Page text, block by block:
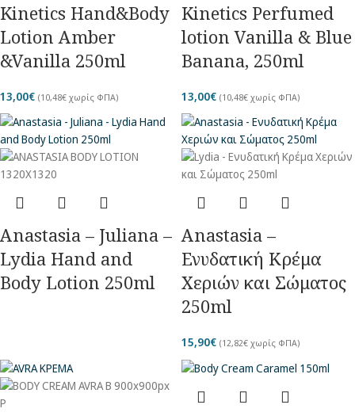
Kinetics Hand&Body
Lotion Amber
&Vanilla 250ml
13,00€ (10,48€ χωρίς ΦΠΑ)
Kinetics Perfumed
lotion Vanilla & Blue
Banana, 250ml
13,00€ (10,48€ χωρίς ΦΠΑ)
Anastasia – Juliana –
Lydia Hand and
Body Lotion 250ml
Anastasia –
Ενυδατική Κρέμα
Χεριών και Σώματος
250ml
15,90€ (12,82€ χωρίς ΦΠΑ)